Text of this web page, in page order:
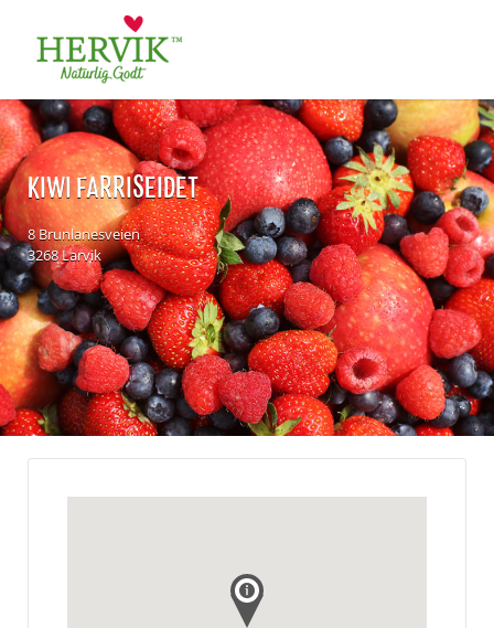
for:
KIWI FARRISEIDET
8 Brunlanesveien
3268 Larvik